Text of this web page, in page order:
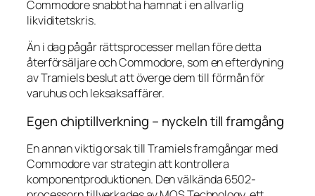
Commodore snabbt ha hamnat i en allvarlig
likviditetskris.
Än i dag pågår rättsprocesser mellan före detta
återförsäljare och Commodore, som en efterdyning
av Tramiels beslut att överge dem till förmån för
varuhus och leksaksaffärer.
Egen chiptillverkning – nyckeln till framgång
En annan viktig orsak till Tramiels framgångar med
Commodore var strategin att kontrollera
komponentproduktionen. Den välkända 6502-